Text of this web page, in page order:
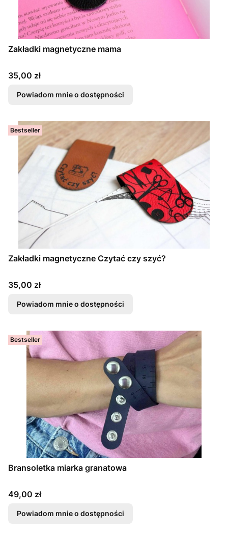
Zakładki magnetyczne mama
Cena
35,00 zł
Powiadom mnie o dostępności
Bestseller
Zakładki magnetyczne Czytać czy szyć?
Cena
35,00 zł
Powiadom mnie o dostępności
Bestseller
Bransoletka miarka granatowa
Cena
49,00 zł
Powiadom mnie o dostępności